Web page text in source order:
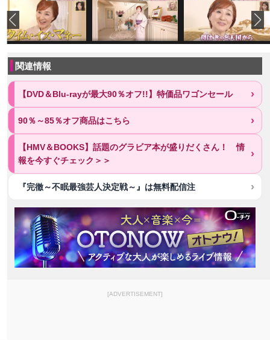
関連情報
【DVD＆Blu-rayが最大90％オフ!!】特価品ワゴンセール
90％～85％オフ商品はこちら
【HMV＆BOOKS】話題のグラビア本が盛りだくさん！ 情
報を今すぐチェック＞＞
『完徹～不眠最強芸人決定戦～』は無料配信注
[ADVERTISEMENT]